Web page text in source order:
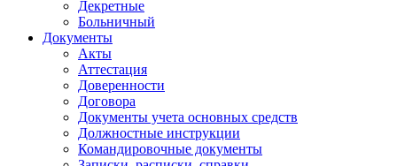
Декретные
Больничный
Документы
Акты
Аттестация
Доверенности
Договора
Документы учета основных средств
Должностные инструкции
Командировочные документы